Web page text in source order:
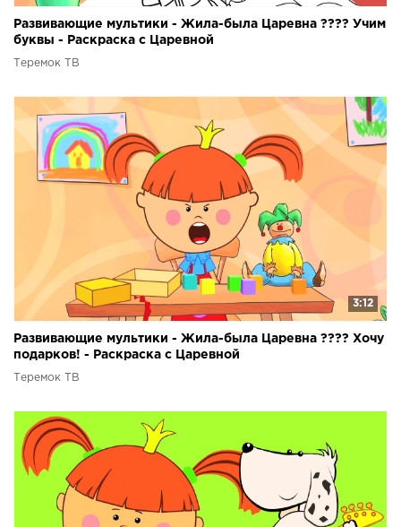
Развивающие мультики - Жила-была Царевна ???? Учим
буквы - Раскраска с Царевной
Теремок ТВ
3:12
Развивающие мультики - Жила-была Царевна ???? Хочу
подарков! - Раскраска с Царевной
Теремок ТВ